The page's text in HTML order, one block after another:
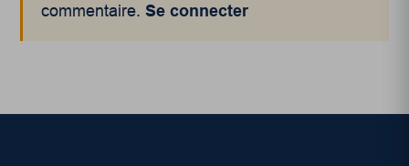
commentaire.Se connecter